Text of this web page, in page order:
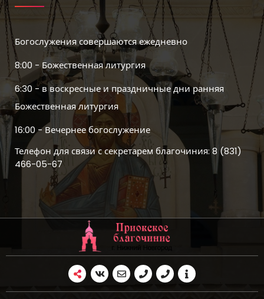
Богослужения совершаются ежедневно
8:00 - Божественная литургия
6:30 - в воскресные и праздничные дни ранняя
Божественная литургия
16:00 - Вечернее богослужение
Телефон для связи с секретарем благочиния: 8 (831)
466-05-67